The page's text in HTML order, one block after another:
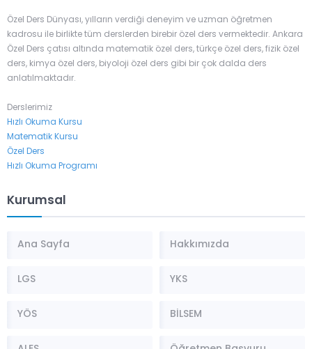
Özel Ders Dünyası, yılların verdiği deneyim ve uzman öğretmen
kadrosu ile birlikte tüm derslerden birebir özel ders vermektedir. Ankara
Özel Ders çatısı altında matematik özel ders, türkçe özel ders, fizik özel
ders, kimya özel ders, biyoloji özel ders gibi bir çok dalda ders
anlatılmaktadır.
Derslerimiz
Hızlı Okuma Kursu
Matematik Kursu
Özel Ders
Hızlı Okuma Programı
Kurumsal
Ana Sayfa Hakkımızda
LGS YKS
YÖS BİLSEM